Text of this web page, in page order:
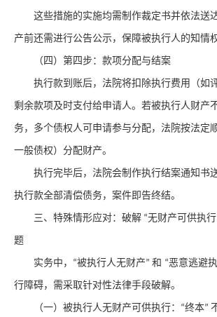
这些措施的实施均需制作裁定书并依法送
产前还需进行公告公示，保障被执行人的知情
（四）第四步：款项分配与结案
执行款到账后，法院将扣除执行费用（如
剩余款项及时支付给申请人。若被执行人财产
务，多个债权人可申请参与分配，法院按法定
一般债权）分配财产。
执行完毕后，法院会制作执行结案通知书
执行款全部清偿债务，案件即告终结。
三、特殊情形应对：破解 “无财产可供执行
题
实务中， “被执行人无财产” 和 “恶意逃避
行障碍，需采取针对性法律手段破解。
（一）被执行人无财产可供执行： “终本”